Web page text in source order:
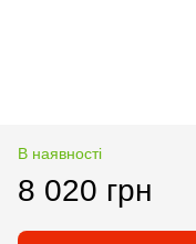
В наявності
8 020 грн